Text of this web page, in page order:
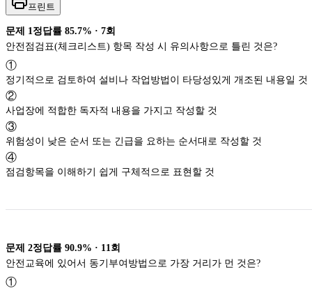
프린트
문제 1 정답률 85.7% · 7회
안전점검표(체크리스트) 항목 작성 시 유의사항으로 틀린 것은?
①
정기적으로 검토하여 설비나 작업방법이 타당성있게 개조된 내용일 것
②
사업장에 적합한 독자적 내용을 가지고 작성할 것
③
위험성이 낮은 순서 또는 긴급을 요하는 순서대로 작성할 것
④
점검항목을 이해하기 쉽게 구체적으로 표현할 것
문제 2정답률 90.9% · 11 회
안전교육에 있어서 동기부여방법으로 가장 거리가 먼 것은?
①